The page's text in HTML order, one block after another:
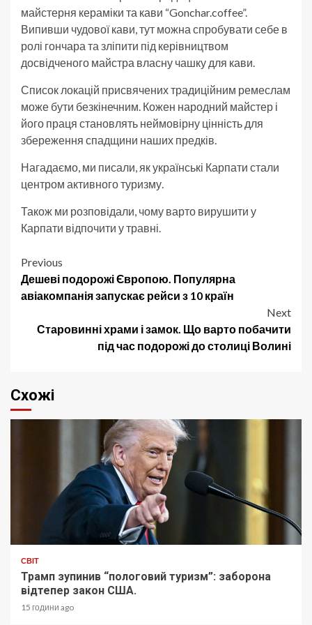
майстерня кераміки та кави “Gonchar.coffee”.
Випивши чудової кави, тут можна спробувати себе в
ролі гончара та зліпити під керівництвом
досвідченого майстра власну чашку для кави.
Список локацій присвячених традиційним ремеслам
може бути безкінечним. Кожен народний майстер і
його праця становлять неймовірну цінність для
збереження спадщини наших предків.
Нагадаємо, ми писали, як українські Карпати стали
центром активного туризму.
Також ми розповідали, чому варто вирушити у
Карпати відпочити у травні.
Post
navigation
Previous
Дешеві подорожі Європою. Популярна
авіакомпанія запускає рейси з 10 країн
Next
Старовинні храми і замок. Що варто побачити
під час подорожі до столиці Волині
Схожі
СВІТ
Трамп зупинив “пологовий туризм”: заборона
відтепер закон США.
15 години ago